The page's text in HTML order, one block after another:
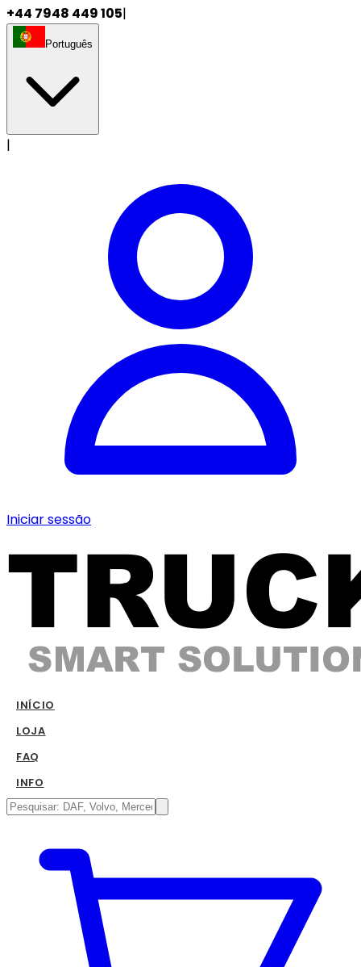
+44 7948 449 105|
Português
|
Iniciar sessão
INÍCIO
LOJA
FAQ
INFO